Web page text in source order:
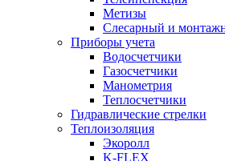
Метизы
Слесарный и
Приборы учета
Водосчетчики
Газосчетчики
Манометрия
Теплосчетчики
Гидравлические стрелки
Теплоизоляция
Экоролл
K-FLEX